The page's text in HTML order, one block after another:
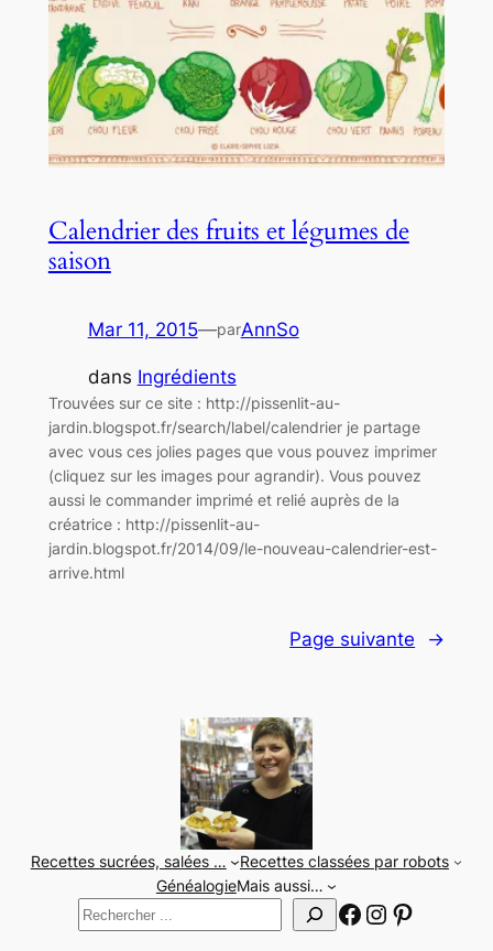
Calendrier des fruits et légumes de
saison
Mar 11, 2015—parAnnSo
dans Ingrédients
Trouvées sur ce site : http://pissenlit-au-
jardin.blogspot.fr/search/label/calendrier je partage
avec vous ces jolies pages que vous pouvez imprimer
(cliquez sur les images pour agrandir). Vous pouvez
aussi le commander imprimé et relié auprès de la
créatrice : http://pissenlit-au-
jardin.blogspot.fr/2014/09/le-nouveau-calendrier-est-
arrive.html
Page suivante →
Recettes sucrées, salées …
Recettes classées par robots
GénéalogieMais aussi…
Rechercher
Facebook
Instagram